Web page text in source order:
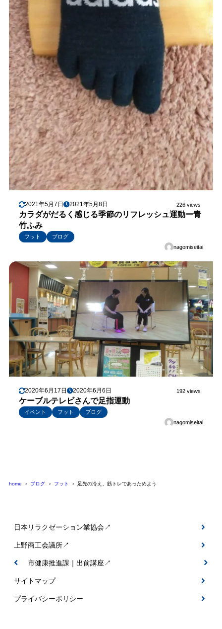
2021年5月7日 2021年5月8日 226 views
カラダがだるく感じる季節のリフレッシュ運動ー青
竹ふみ
フット
ブログ
nagomiseitai
2020年6月17日 2020年6月6日 192 views
ケーブルテレビさんで足指運動
イベント フット
ブログ
nagomiseitai
home ブログ フット 足先の冷え、筋トレであっためよう
日本リラクゼーション業協会↗
上野商工会議所↗
伊賀市健康推進課｜出前講座↗
サイトマップ
プライバシーポリシー